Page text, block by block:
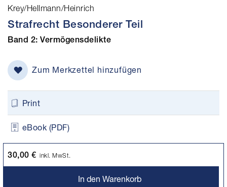
Krey/Hellmann/Heinrich
Strafrecht Besonderer Teil
Band 2: Vermögensdelikte
Zum Merkzettel hinzufügen
Print
eBook (PDF)
30,00 € inkl. MwSt.
In den Warenkorb